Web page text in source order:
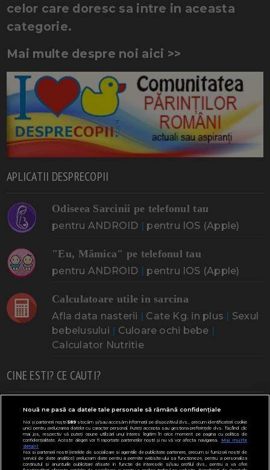
celor care doresc sa intre in aceasta
categorie.
Mai multe despre noi aici >>
APLICATII DESPRECOPII
Odiseea Sarcinii pe telefonul tau
pentru ANDROID | pentru IOS (Apple)
"Eu, Mămica" pe telefonul tau
pentru ANDROID | pentru IOS (Apple)
Calculatoare utile in sarcina
Afla data nasterii | Cate Kg. in plus | Sexul
bebelusului | Culoare ochi bebe |
Calculator Nutritie
CINE ESTI? CE CAUTI?
Doresc un copil Adoptia Probleme cu sarcina
Urmeaza sa nasc Probleme alaptare Bebe plange
Bebe febra Caut bona Cresa, Gradinta
Mergem la scoala Copil bolnav Copii cu nevoi speciale
Nouă ne pasă ca datele tale personale să rămână confidențiale
Noi și partenerii noștri589stocăm și/sau accesăm informații pe dispozitivul dvs., precum identificatorii cookie
unici pentru prelucrarea datelor cu caracter personal. Puteți accepta sau gestiona preferințele dvs. făcând clic
mai jos, respectiv vă puteți opune utilizării unui interes legitim în orice moment pe pagina cu politica de
confidențialitate. Aceste alegeri vor fi raportate partenerilor noștri și nu vă vor afecta navigarea.
Mai multe
detalii
Noi si partenerii nostri (retelele de socializare si agentiile de publicitate partenere, precum si furnizorii nostri de
servicii de date analitice) prelucram date pentru a permite website-ului sa functioneze, pentru a personaliza
continutul si anunturile publicitare afisate in functie de interesele si/sau profilul dvs., pentru a va oferi